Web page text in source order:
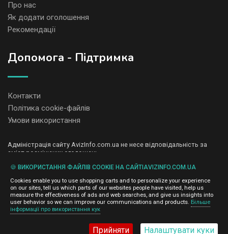
Про нас
Як додати оголошення
Рекомендації
Допомога - Підтримка
Контакти
Політика cookie-файлів
Умови використання
Адміністрація сайту AvizInfo.com.ua не несе відповідальність за
зміст розміщених оголошень.
і не продаємо особисту інформацію зареєстрованих користувачів
AvizInfo.com.ua третім особам. Ми не відповідаємо за правила
конфіденційності сайтів на які посилається AvizInfo.com.ua. На
деяких сторінках нашого сайту представлена реклама Google
Adsense Advertising Network. Щоб дізнатися детальніше про
правила конфіденційності Google
🍪 ВИКОРИСТАННЯ ФАЙЛІВ COOKIE НА САЙТІAVIZINFO.COM.UA
Cookies enable you to use shopping carts and to personalize your experience
on our sites, tell us which parts of our websites people have visited, help us
measure the effectiveness of ads and web searches, and give us insights into
user behavior so we can improve our communications and products. Більше
інформації про використання кук
Прийняти Налаштувати куки